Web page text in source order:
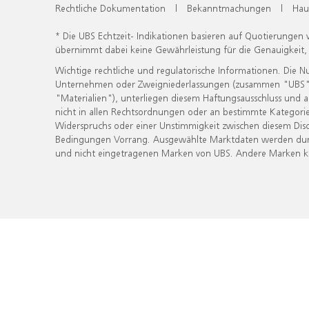
Rechtliche Dokumentation | Bekanntmachungen |
* Die UBS Echtzeit- Indikationen basieren auf
übernimmt dabei keine Gewährleistung für die
Wichtige rechtliche und regulatorische Informationen. Die
Unternehmen oder Zweigniederlassungen (zusammen
"Materialien"), unterliegen diesem Haftungsausschluss
nicht in allen Rechtsordnungen oder an bestimmte
Widerspruchs oder einer Unstimmigkeit zwischen diesem
Bedingungen Vorrang. Ausgewählte Marktdaten werden
und nicht eingetragenen Marken von UBS. Andere Marken